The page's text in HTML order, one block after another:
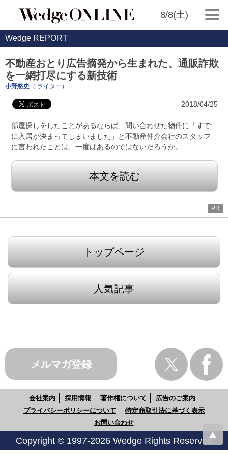
8/8(土)
Wedge REPORT
不動産おとり広告摘発から生まれた、通販詐欺
を一網打尽にする新技術
小野悠史 （ ライター）
2018/04/25
部屋探しをしたことがあるならば、問い合わせた物件に「すで
に入居が決まってしまいました」と不動産仲介会社のスタッフ
に言われたことは、一度はあるのではないだろうか。
本文を読む
PR
トップページ
人気記事
メルマガ登録
会社案内 採用情報 著作権について
広告のご案内
プライバシーポリシーについて
特定商取引法に基づく表示
お問い合わせ
Copyright © 1997-2026 Wedge Rights Reserved